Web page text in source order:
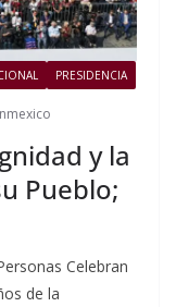
PRESIDENCIA
y la
Pueblo;
Celebran
de la